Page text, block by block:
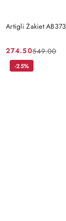
Artigli Żakiet
Cena
promocyjna:
274.50
Cena
przed
549.00
-25%